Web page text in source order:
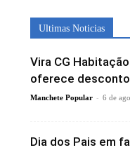
Ultimas Noticias
Vira CG
oferece
Manchete Popular - 6 de
Dia dos Pais em